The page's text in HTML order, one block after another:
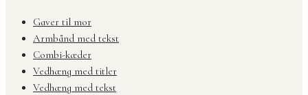
Gaver til mor
Armbånd med tekst
Combi-kæder
Vedhæng med titler
Vedhæng med tekst